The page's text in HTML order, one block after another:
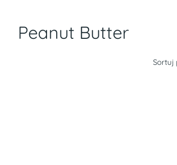
Peanut Butter
Sortuj